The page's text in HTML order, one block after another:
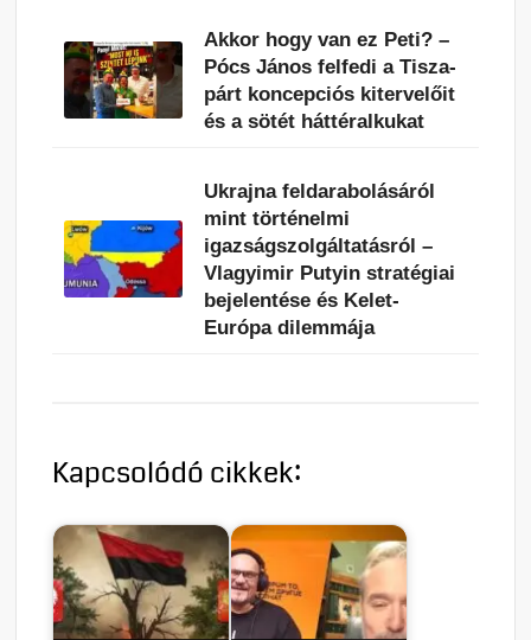
Akkor hogy van ez Peti? –
Pócs János felfedi a Tisza-
párt koncepciós kitervelőit
és a sötét háttéralkukat
Ukrajna feldarabolásáról
mint történelmi
igazságszolgáltatásról –
Vlagyimir Putyin stratégiai
bejelentése és Kelet-
Európa dilemmája
Kapcsolódó cikkek: